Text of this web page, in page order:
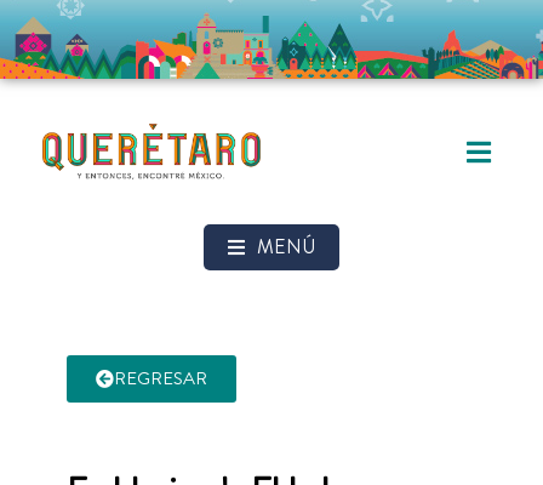
MENÚ
REGRESAR